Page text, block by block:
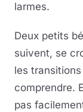
larmes.
Deux petits
suivent, se
les
comprendre.
pas